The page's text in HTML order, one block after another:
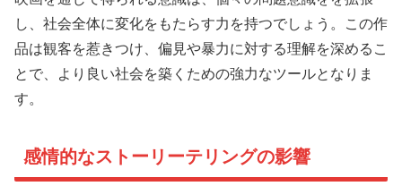
し、社会全体に変化をもたらす力を持つでしょう。この作
品は観客を惹きつけ、偏見や暴力に対する理解を深めるこ
とで、より良い社会を築くための強力なツールとなりま
す。
感情的なストーリーテリングの影響